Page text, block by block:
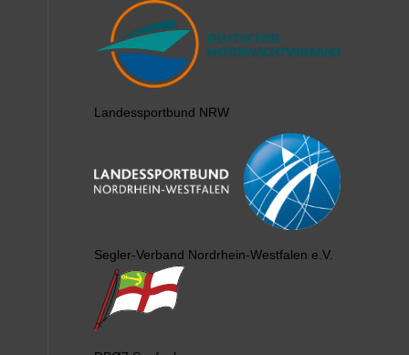
Landessportbund NRW
Segler-Verband Nordrhein-Westfalen e.V.